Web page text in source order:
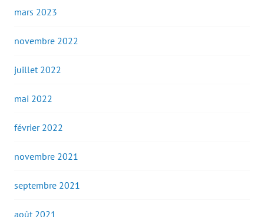
mars 2023
novembre 2022
juillet 2022
mai 2022
février 2022
novembre 2021
septembre 2021
août 2021